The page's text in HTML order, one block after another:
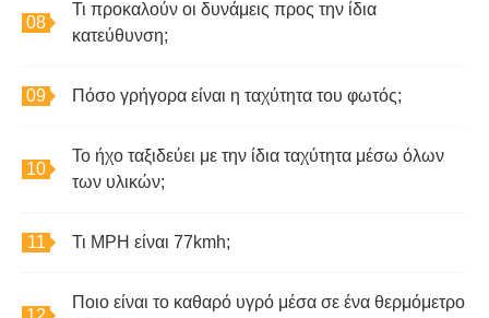
Τι προκαλούν οι δυνάμεις προς την ίδια
κατεύθυνση;
Πόσο γρήγορα είναι η ταχύτητα του φωτός;
Το ήχο ταξιδεύει με την ίδια ταχύτητα μέσω όλων
των υλικών;
Τι MPH είναι 77kmh;
Ποιο είναι το καθαρό υγρό μέσα σε ένα θερμόμετρο